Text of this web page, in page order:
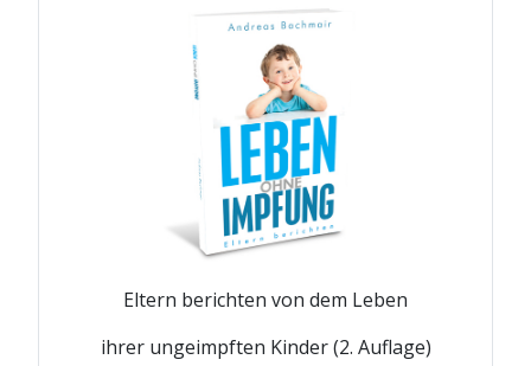
Eltern berichten von dem Leben
ihrer ungeimpften Kinder (2. Auflage)